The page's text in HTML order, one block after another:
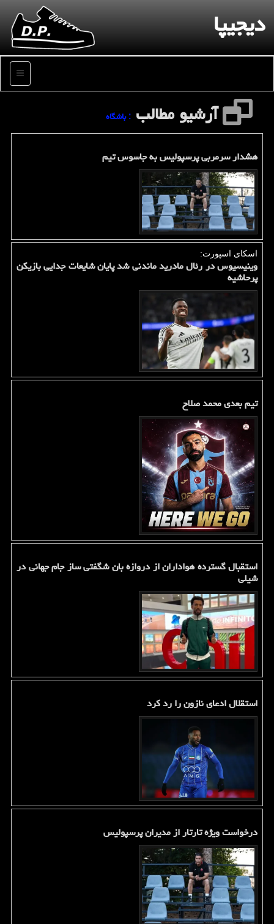
دیجیپا
منو
آرشیو مطالب : باشگاه
هشدار سرمربی پرسپولیس به جاسوس تیم
اسكای اسپورت:
وینیسیوس در رئال مادرید ماندنی شد پایان شایعات جدایی بازیکن
پرحاشیه
تیم بعدی محمد صلاح
استقبال گسترده هواداران از دروازه بان شگفتی ساز جام جهانی در
شیلی
استقلال ادعای نازون را رد کرد
درخواست ویژه تارتار از مدیران پرسپولیس